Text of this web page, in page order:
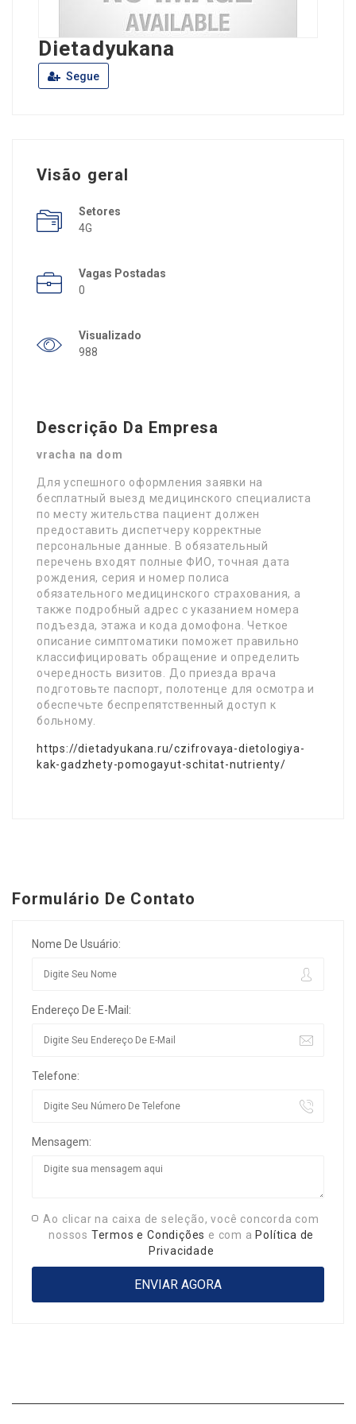
Dietadyukana
Segue
Visão geral
Setores
4G
Vagas Postadas
0
Visualizado
988
Descrição Da Empresa
vracha na dom
Для успешного оформления заявки на
бесплатный выезд медицинского специалиста
по месту жительства пациент должен
предоставить диспетчеру корректные
персональные данные. В обязательный
перечень входят полные ФИО, точная дата
рождения, серия и номер полиса
обязательного медицинского страхования, а
также подробный адрес с указанием номера
подъезда, этажа и кода домофона. Четкое
описание симптоматики поможет правильно
классифицировать обращение и определить
очередность визитов. До приезда врача
подготовьте паспорт, полотенце для осмотра и
обеспечьте беспрепятственный доступ к
больному.
https://dietadyukana.ru/czifrovaya-dietologiya-
kak-gadzhety-pomogayut-schitat-nutrienty/
Formulário De Contato
Nome De Usuário:
Endereço De E-Mail:
Telefone:
Mensagem:
Ao clicar na caixa de seleção, você concorda com
nossos Termos e Condições e com a Política de
Privacidade